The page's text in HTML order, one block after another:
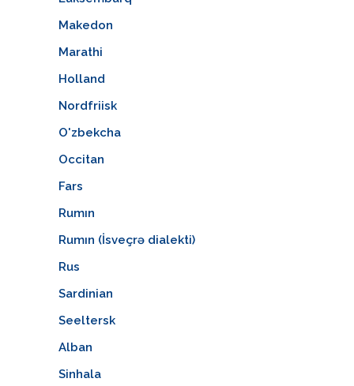
Makedon
Marathi
Holland
Nordfriisk
O'zbekcha
Occitan
Fars
Rumın
Rumın (İsveçrə dialekti)
Rus
Sardinian
Seeltersk
Alban
Sinhala